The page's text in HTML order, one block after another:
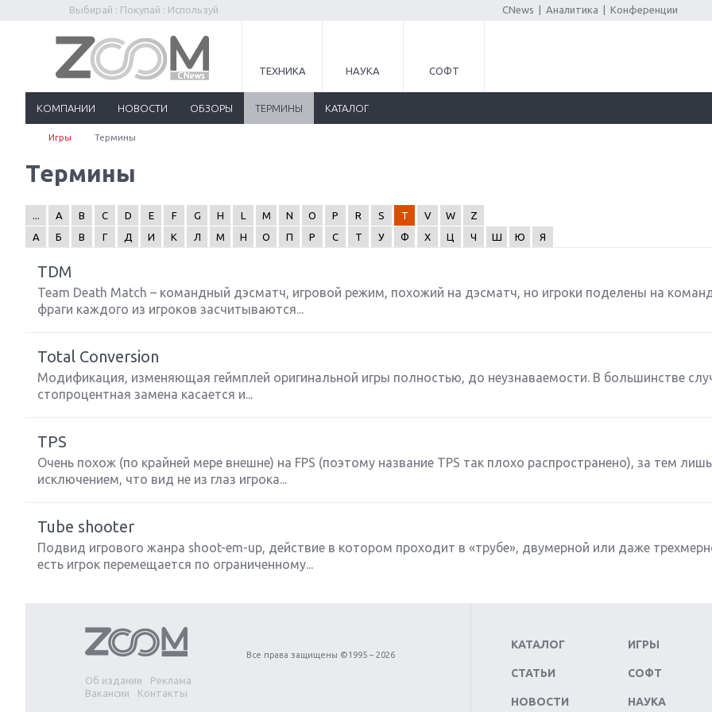
Выбирай : Покупай : Используй CNews Аналитика Конференции
ТЕХНИКА НАУКА СОФТ
КОМПАНИИ НОВОСТИ ОБЗОРЫ ТЕРМИНЫ КАТАЛОГ
Игры Термины
Термины
A B C D E F G H L M N O P R S T V W
Z
А
Б В Г Д И К Л М Н О П Р С Т У Ф Х Ц Ч Ш Ю Я
TDM
Team Death Match – командный дэсматч, игровой режим, похожий на дэсматч, но игроки поделены на
фраги каждого из игроков засчитываются...
Total Conversion
Модификация, изменяющая геймплей оригинальной игры полностью, до неузнаваемости. В большинстве
стопроцентная замена касается и...
TPS
Очень похож (по крайней мере внешне) на FPS (поэтому название TPS так плохо распространено), за тем лишь
исключением, что вид не из глаз игрока...
Tube shooter
Подвид игрового жанра shoot-em-up, действие в котором проходит в «трубе», двумерной или даже
есть игрок перемещается по ограниченному...
Next
Об издании
Реклама
Вакансии
Контакты
Все права защищены ©1995 – 2026
КАТАЛОГ
СТАТЬИ
НОВОСТИ
ИГРЫ
СОФТ
НАУКА